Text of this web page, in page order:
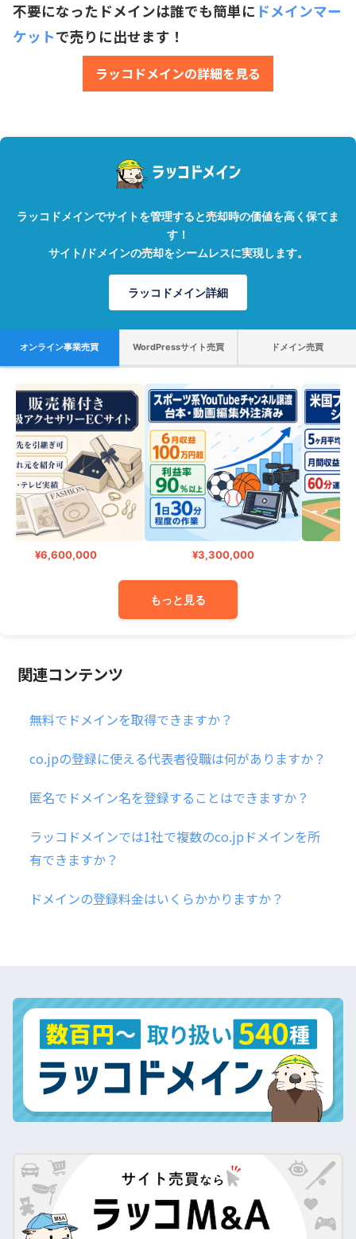
不要になったドメインは誰でも簡単に ドメインマー
ケットで売りに出せます！
ラッコドメインの詳細を見る
ラッコドメインでサイトを管理すると売却時の価値を高く保てま
す！
サイト/ドメインの売却をシームレスに実現します。
ラッコドメイン詳細
オンライン事業売買 WordPressサイト売買 ドメイン売買
¥6,600,000 ¥3,300,000
もっと見る
関連コンテンツ
無料でドメインを取得できますか？
co.jpの登録に使える代表者役職は何がありますか？
匿名でドメイン名を登録することはできますか？
ラッコドメインでは1社で複数のco.jpドメインを所
有できますか？
ドメインの登録料金はいくらかかりますか？